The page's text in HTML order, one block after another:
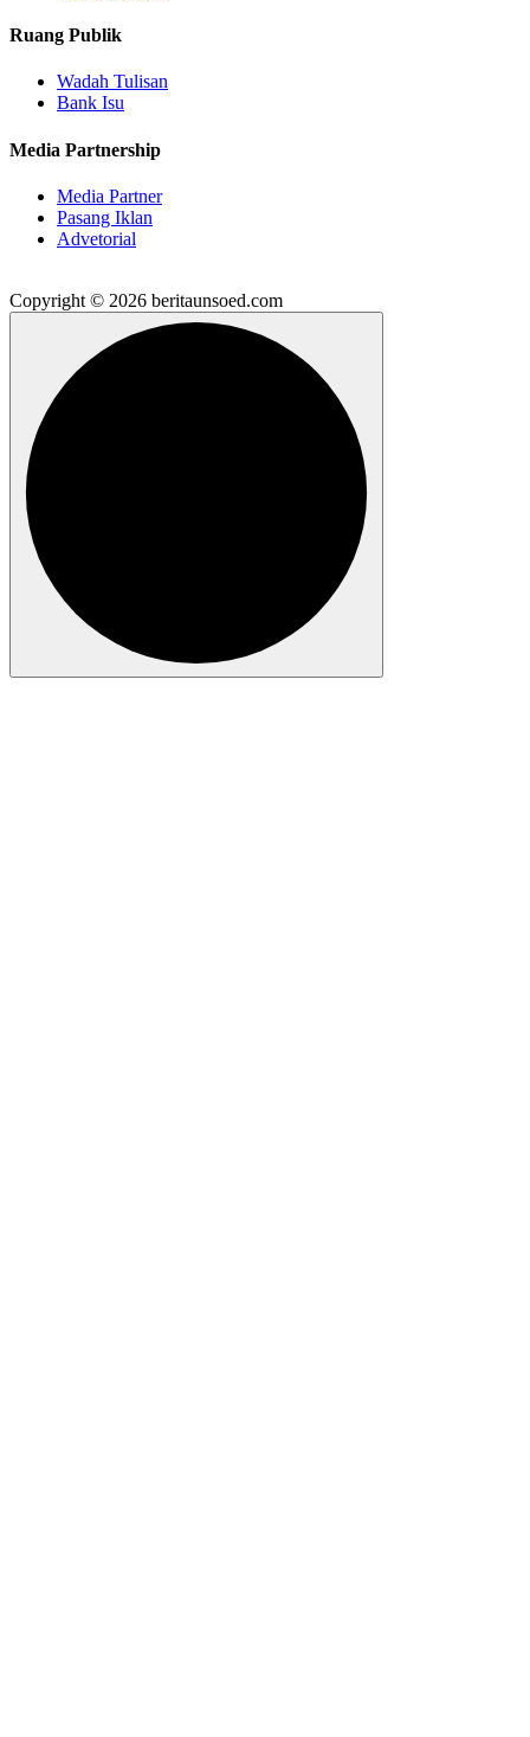
Ruang Publik
Wadah Tulisan
Bank Isu
Media Partnership
Media Partner
Pasang Iklan
Advetorial
Copyright © 2026 beritaunsoed.com